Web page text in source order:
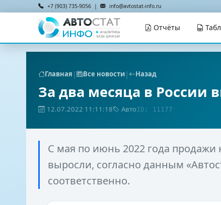
+7 (903) 735-9056 | info@avtostat-info.ru
Отчёты
Главная | Все новости| Назад
За два месяца в России
12.07.2022 11:11:18 АвтоID: 11177
С мая по июнь 2022 года продажи
выросли, согласно данным
соответственно.